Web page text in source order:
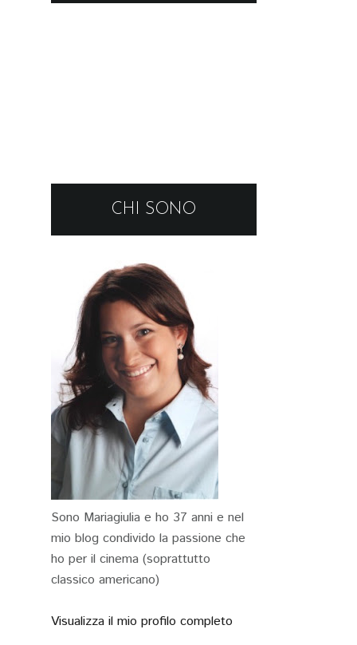
CHI SONO
Sono Mariagiulia e ho 37 anni e nel
mio blog condivido la passione che
ho per il cinema (soprattutto
classico americano)
Visualizza il mio profilo completo